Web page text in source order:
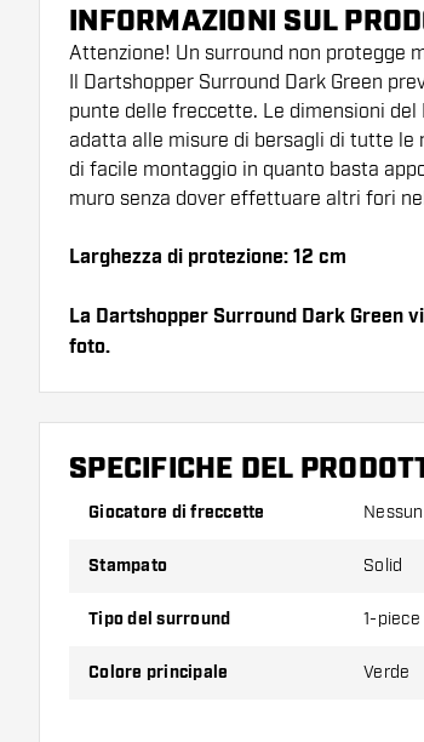
INFORMAZIONI SUL
Attenzione! Un surround non protegge
Il Dartshopper Surround Dark Green
punte delle freccette. Le dimensioni del
adatta alle misure di bersagli di tutte le
di facile montaggio in quanto basta
muro senza dover effettuare altri fori
Larghezza di protezione: 12 cm
La Dartshopper Surround Dark Green
foto.
SPECIFICHE DEL
Giocatore di freccette
Stampato Solid
Tipo del surround 1-piece
Colore principale Verde